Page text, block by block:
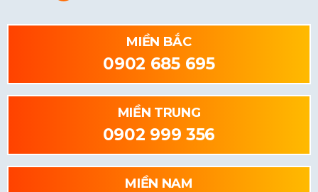
MIỀN BẮC
0902 685 695
MIỀN TRUNG
0902 999 356
MIỀN NAM